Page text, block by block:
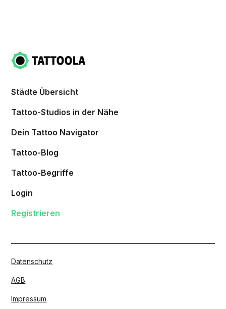
Städte Übersicht
Tattoo-Studios in der Nähe
Dein Tattoo Navigator
Tattoo-Blog
Tattoo-Begriffe
Login
Registrieren
Datenschutz
AGB
Impressum